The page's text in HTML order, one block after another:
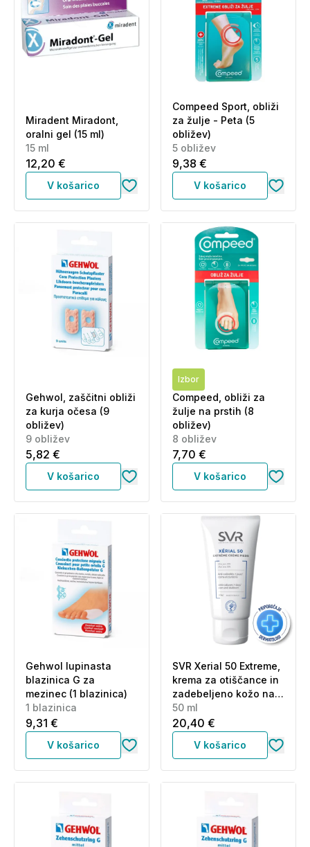
Miradent Miradont,
oralni gel (15 ml)
15 ml
12,20 €
V košarico
Compeed Sport, obliži
za žulje - Peta (5
obližev)
5 obližev
9,38 €
V košarico
Gehwol, zaščitni obliži
za kurja očesa (9
obližev)
9 obližev
5,82 €
V košarico
Izbor
Compeed, obliži za
žulje na prstih (8
obližev)
8 obližev
7,70 €
V košarico
Gehwol lupinasta
blazinica G za
mezinec (1 blazinica)
1 blazinica
9,31 €
V košarico
SVR Xerial 50 Extreme,
krema za otiščance in
zadebeljeno kožo na
stopalih (50 ml)
50 ml
20,40 €
V košarico